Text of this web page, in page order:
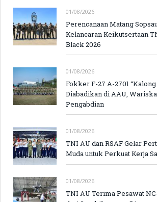
01/08/2026
Perencanaan Matang
Kelancaran Keikutsertaan
Black 2026
01/08/2026
Fokker F-27 A-2701
Diabadikan di AAU,
Pengabdian
01/08/2026
TNI AU dan RSAF Gelar
Muda untuk Perkuat Kerja
01/08/2026
TNI AU Terima Pesawat